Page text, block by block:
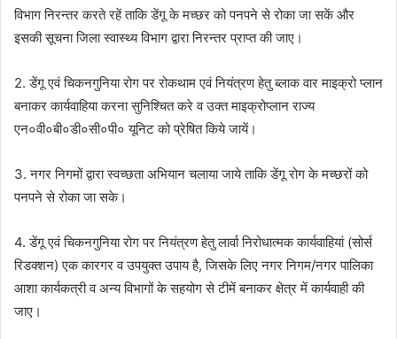
विभाग निरन्तर करते रहें ताकि डेंगू के मच्छर को पनपने से रोका जा सकें और
इसकी सूचना जिला स्वास्थ्य विभाग द्वारा निरन्तर प्राप्त की जाए।
2. डेंगू एवं चिकनगुनिया रोग पर रोकथाम एवं नियंत्रण हेतु ब्लाक वार माइक्रो प्लान
बनाकर कार्यवाहिया करना सुनिश्चित करे व उक्त माइक्रोप्लान राज्य
एन०वी०बी०डी०सी०पी० यूनिट को प्रेषित किये जायें।
3. नगर निगमों द्वारा स्वच्छता अभियान चलाया जाये ताकि डेंगू रोग के मच्छरों को
पनपने से रोका जा सके।
4. डेंगू एवं चिकनगुनिया रोग पर नियंत्रण हेतु लार्वा निरोधात्मक कार्यवाहियां (सोर्स
रिडक्शन) एक कारगर व उपयुक्त उपाय है, जिसके लिए नगर निगम/नगर पालिका
आशा कार्यकत्री व अन्य विभागों के सहयोग से टीमें बनाकर क्षेत्र में कार्यवाही की
जाए।